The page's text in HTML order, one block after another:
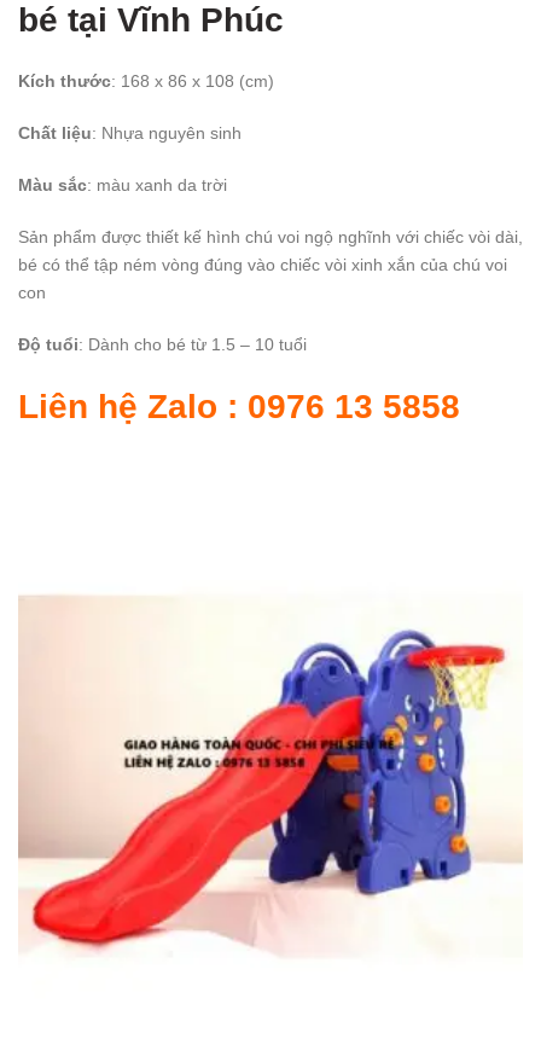
bé tại Vĩnh Phúc
Kích thước: 168 x 86 x 108 (cm)
Chất liệu: Nhựa nguyên sinh
Màu sắc: màu xanh da trời
Sản phẩm được thiết kế hình chú voi ngộ nghĩnh với chiếc vòi dài,
bé có thể tập ném vòng đúng vào chiếc vòi xinh xắn của chú voi
con
Độ tuổi: Dành cho bé từ 1.5 – 10 tuổi
Liên hệ Zalo : 0976 13 5858